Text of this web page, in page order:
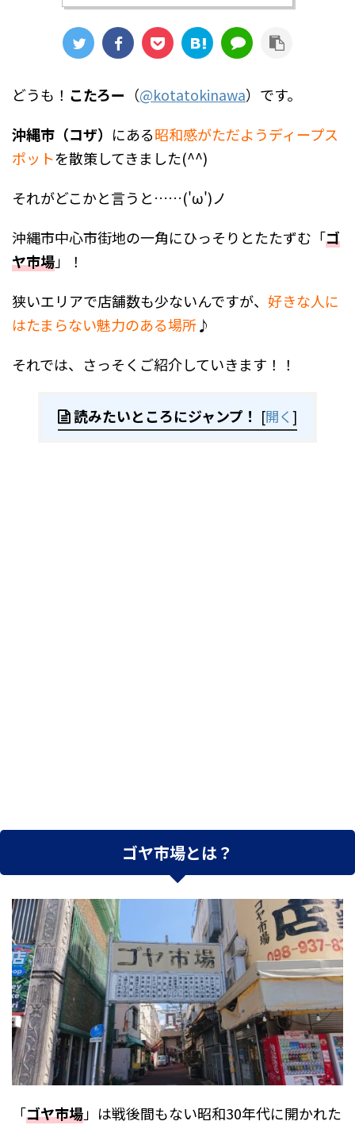
どうも！ こたろー （@kotatokinawa）です。
沖縄市（コザ） にある昭和感がただようディープス
ポットを散策してきました(^^)
それがどこかと言うと……('ω')ノ
沖縄市中心市街地の一角にひっそりとたたずむ「ゴ
ヤ市場」！
狭いエリアで店舗数も少ないんですが、 好きな人に
はたまらない魅力のある場所♪
それでは、さっそくご紹介していきます！！
読みたいところにジャンプ！ [開く ]
ゴヤ市場とは？
「ゴヤ市場」は戦後間もない昭和30年代に開かれた